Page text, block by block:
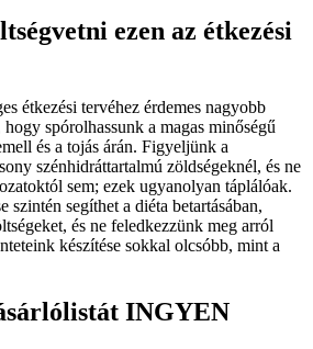
ezen az étkezési
étkezési tervéhez érdemes nagyobb
spórolhassunk a magas minőségű
és a tojás árán. Figyeljünk a
szénhidráttartalmú zöldségeknél, és ne
sem; ezek ugyanolyan táplálóak.
szintén segíthet a diéta betartásában,
és ne feledkezzünk meg arról
készítése sokkal olcsóbb, mint a
INGYEN